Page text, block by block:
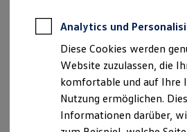
Für Privatkunden
Für Gewerbekunden
Profi Paket
TopDeal
Gebrauchtwagen
ProfiPartner für
Zertifizierte
Finanzierung
Für Privatkunden
Verantwortlich für die Inhalte auf dieser
GmbH - Co. KG ( Impressum & Rechtliches
Analytics und
Diese Cookies werden
Website zuzulassen, die
komfortable und auf Ihre
Nutzung ermöglichen.
Informationen darüber,